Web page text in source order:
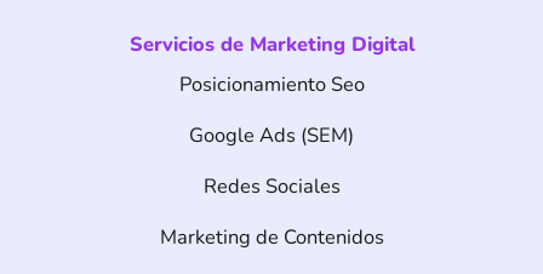
Servicios de Marketing Digital
Posicionamiento Seo
Google Ads (SEM)
Redes Sociales
Marketing de Contenidos